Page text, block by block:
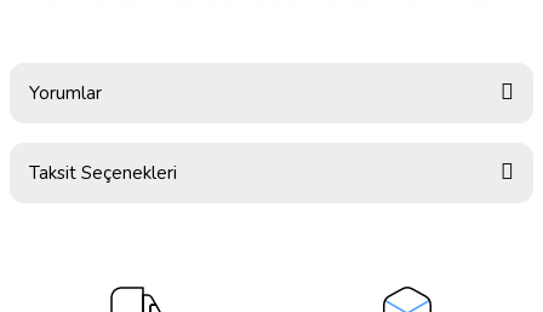
Yorumlar
Taksit Seçenekleri